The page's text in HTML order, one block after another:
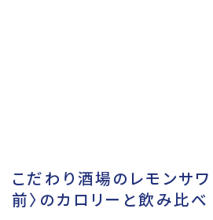
こだわり酒場のレモンサワ
前〉のカロリーと飲み比べ